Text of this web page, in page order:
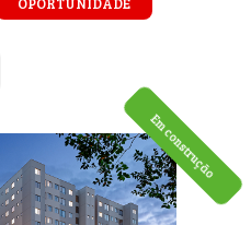
Em construção